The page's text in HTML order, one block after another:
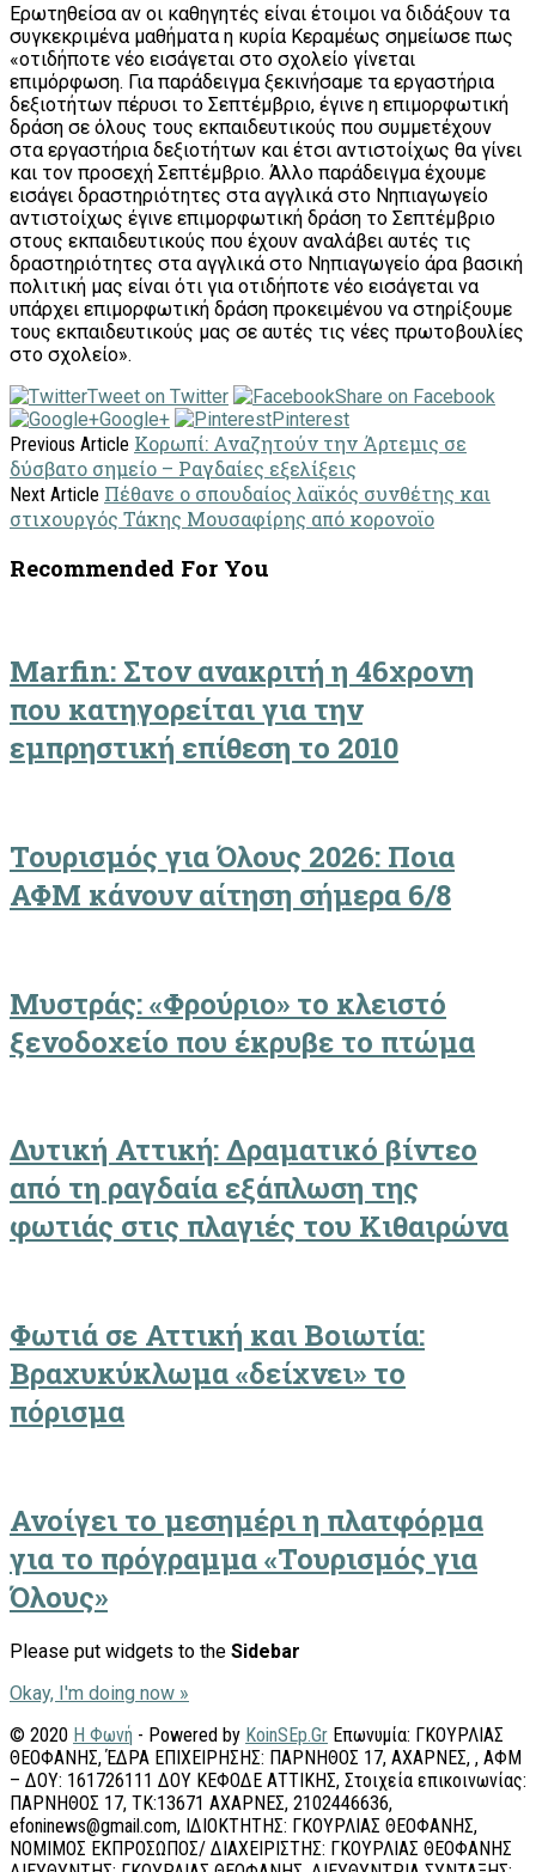
Ερωτηθείσα αν οι καθηγητές είναι έτοιμοι να διδάξουν τα
συγκεκριμένα μαθήματα η κυρία Κεραμέως σημείωσε πως
«οτιδήποτε νέο εισάγεται στο σχολείο γίνεται
επιμόρφωση. Για παράδειγμα ξεκινήσαμε τα εργαστήρια
δεξιοτήτων πέρυσι το Σεπτέμβριο, έγινε η επιμορφωτική
δράση σε όλους τους εκπαιδευτικούς που συμμετέχουν
στα εργαστήρια δεξιοτήτων και έτσι αντιστοίχως θα γίνει
και τον προσεχή Σεπτέμβριο. Άλλο παράδειγμα έχουμε
εισάγει δραστηριότητες στα αγγλικά στο Νηπιαγωγείο
αντιστοίχως έγινε επιμορφωτική δράση το Σεπτέμβριο
στους εκπαιδευτικούς που έχουν αναλάβει αυτές τις
δραστηριότητες στα αγγλικά στο Νηπιαγωγείο άρα βασική
πολιτική μας είναι ότι για οτιδήποτε νέο εισάγεται να
υπάρχει επιμορφωτική δράση προκειμένου να στηρίξουμε
τους εκπαιδευτικούς μας σε αυτές τις νέες πρωτοβουλίες
στο σχολείο».
Tweet on Twitter
Share on Facebook
Google+
Pinterest
Previous Article Κορωπί: Αναζητούν την Άρτεμις σε
δύσβατο σημείο – Ραγδαίες εξελίξεις
Next Article Πέθανε ο σπουδαίος λαϊκός συνθέτης και
στιχουργός Τάκης Μουσαφίρης από κορονοϊο
Recommended For You
Marfin: Στον ανακριτή η 46χρονη
που κατηγορείται για την
εμπρηστική επίθεση το 2010
Τουρισμός για Όλους 2026: Ποια
ΑΦΜ κάνουν αίτηση σήμερα 6/8
Μυστράς: «Φρούριο» το κλειστό
ξενοδοχείο που έκρυβε το πτώμα
Δυτική Αττική: Δραματικό βίντεο
από τη ραγδαία εξάπλωση της
φωτιάς στις πλαγιές του Κιθαιρώνα
Φωτιά σε Αττική και Βοιωτία:
Βραχυκύκλωμα «δείχνει» το
πόρισμα
Ανοίγει το μεσημέρι η πλατφόρμα
για το πρόγραμμα «Τουρισμός για
Όλους»
Please put widgets to the Sidebar
Okay, I'm doing now »
© 2020 Η Φωνή - Powered by KoinSEp.Gr Επωνυμία: ΓΚΟΥΡΛΙΑΣ
ΘΕΟΦΑΝΗΣ, ΈΔΡΑ ΕΠΙΧΕΙΡΗΣΗΣ: ΠΑΡΝΗΘΟΣ 17, ΑΧΑΡΝΕΣ, , ΑΦΜ
– ΔΟΥ: 161726111 ΔΟΥ ΚΕΦΟΔΕ ΑΤΤΙΚΗΣ, Στοιχεία επικοινωνίας:
ΠΑΡΝΗΘΟΣ 17, ΤΚ:13671 ΑΧΑΡΝΕΣ, 2102446636,
efoninews@gmail.com, ΙΔΙΟΚΤΗΤΗΣ: ΓΚΟΥΡΛΙΑΣ ΘΕΟΦΑΝΗΣ,
ΝΟΜΙΜΟΣ ΕΚΠΡΟΣΩΠΟΣ/ ΔΙΑΧΕΙΡΙΣΤΗΣ: ΓΚΟΥΡΛΙΑΣ ΘΕΟΦΑΝΗΣ